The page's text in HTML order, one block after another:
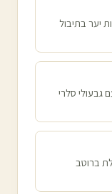
יער בתיבול
גבעולי סלרי
ברוטב